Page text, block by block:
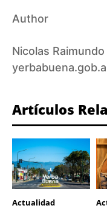
Author
Nicolas
Artículos
Actualidad